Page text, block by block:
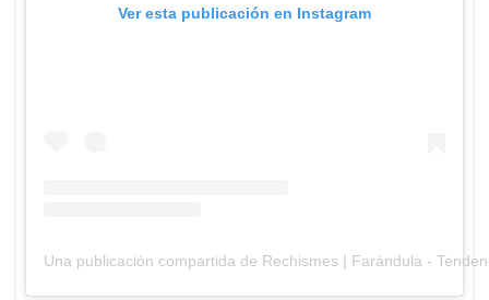
Ver esta publicación en Instagram
Una publicación compartida de Rechismes | Farándula -